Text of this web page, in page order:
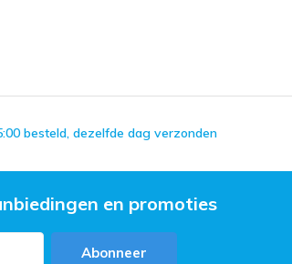
besteld, dezelfde dag verzonden
en promoties
Abonneer